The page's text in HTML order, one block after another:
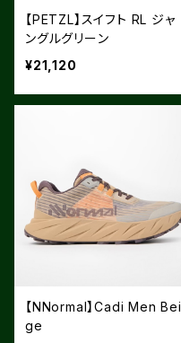
【PETZL】スイフト RL ジャ
ングルグリーン
¥21,120
【NNormal】Cadi Men Bei
ge